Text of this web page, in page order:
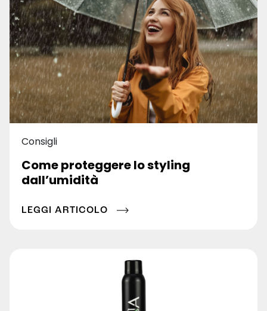
Consigli
Come proteggere lo styling
dall’umidità
LEGGI ARTICOLO